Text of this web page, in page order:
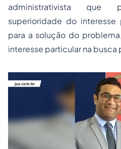
administrativista que
superioridade do interesse
para a solução do
interesse particular na busca